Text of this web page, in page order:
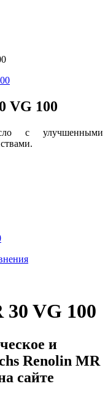
VG 100
с улучшенными
VG 100
и
Renolin MR
сайте